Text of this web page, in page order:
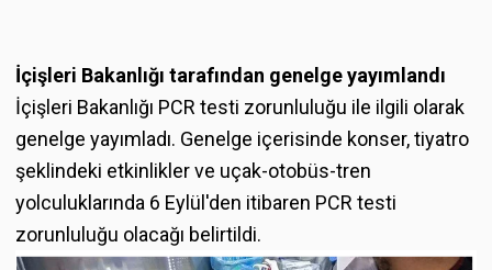
İçişleri Bakanlığı tarafından genelge yayımlandı
İçişleri Bakanlığı PCR testi zorunluluğu ile ilgili olarak
genelge yayımladı. Genelge içerisinde konser, tiyatro
şeklindeki etkinlikler ve uçak-otobüs-tren
yolculuklarında 6 Eylül'den itibaren PCR testi
zorunluluğu olacağı belirtildi.